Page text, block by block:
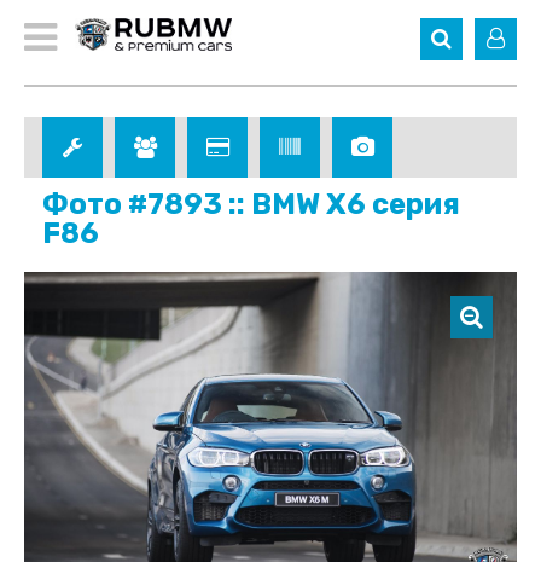
Фото #7893 :: BMW X6 серия
F86